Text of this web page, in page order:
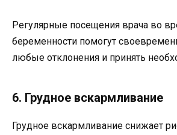
Регулярные посещения врача во
беременности помогут
любые отклонения и принять
6. Грудное вскармливание
Грудное вскармливание снижает